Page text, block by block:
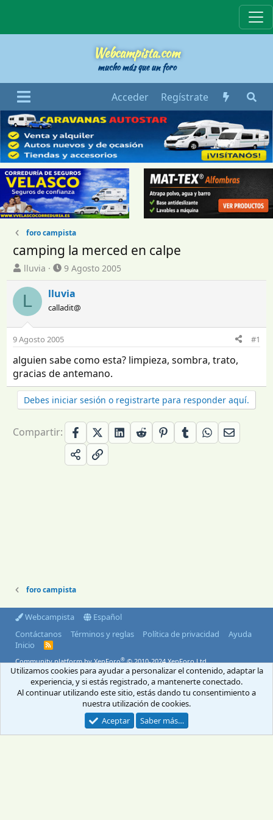
Webcampista.com
mucho más que un foro
Acceder Regístrate
foro campista
camping la merced en calpe
I
n
i
i
a
d
o
r
d
l
t
m
lluvia
F
e
c
h
a
d
e
i
n
i
i
o
9 Agosto 2005
L lluvia
calladit@
9 Agosto 2005 #1
alguien sabe como esta? limpieza, sombra, trato,
gracias de antemano.
Debes iniciar sesión o registrarte para responder aquí.
Compartir:
foro campista
Webcampista
Español
Contáctanos
Términos y reglas Política de privacidad
Ayuda
Inicio
R
S
Community platform by XenForo® © 2010-2024 XenForo Ltd.
© 2004-2026 Webcampista.com
Envíanos un email
Aviso Legal
Política de privacidad
Menú profesionales
Política de cookies
Utilizamos cookies para ayudar a personalizar el contenido, adaptar la
experiencia, y si estás registrado, a mantenerte conectado.
Al continuar utilizando este sitio, estás dando tu consentimiento a
nuestra utilización de cookies.
Aceptar
Saber más…